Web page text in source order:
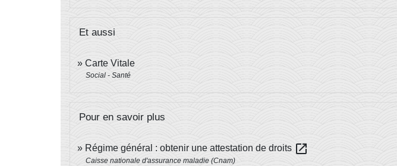
Et aussi
Carte Vitale
Social - Santé
Pour en savoir plus
Régime général : obtenir une attestation de droits open_in_new
Caisse nationale d'assurance maladie (Cnam)